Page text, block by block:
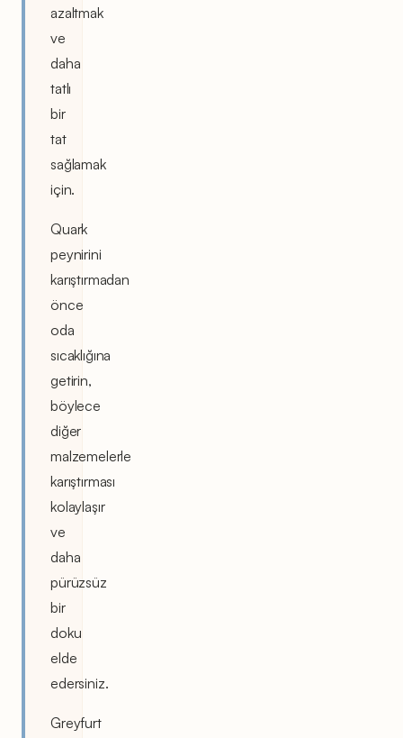
azaltmak
ve
daha
tatlı
bir
tat
sağlamak
için.
Quark
peynirini
karıştırmadan
önce
oda
sıcaklığına
getirin,
böylece
diğer
malzemelerle
karıştırması
kolaylaşır
ve
daha
pürüzsüz
bir
doku
elde
edersiniz.
Greyfurt